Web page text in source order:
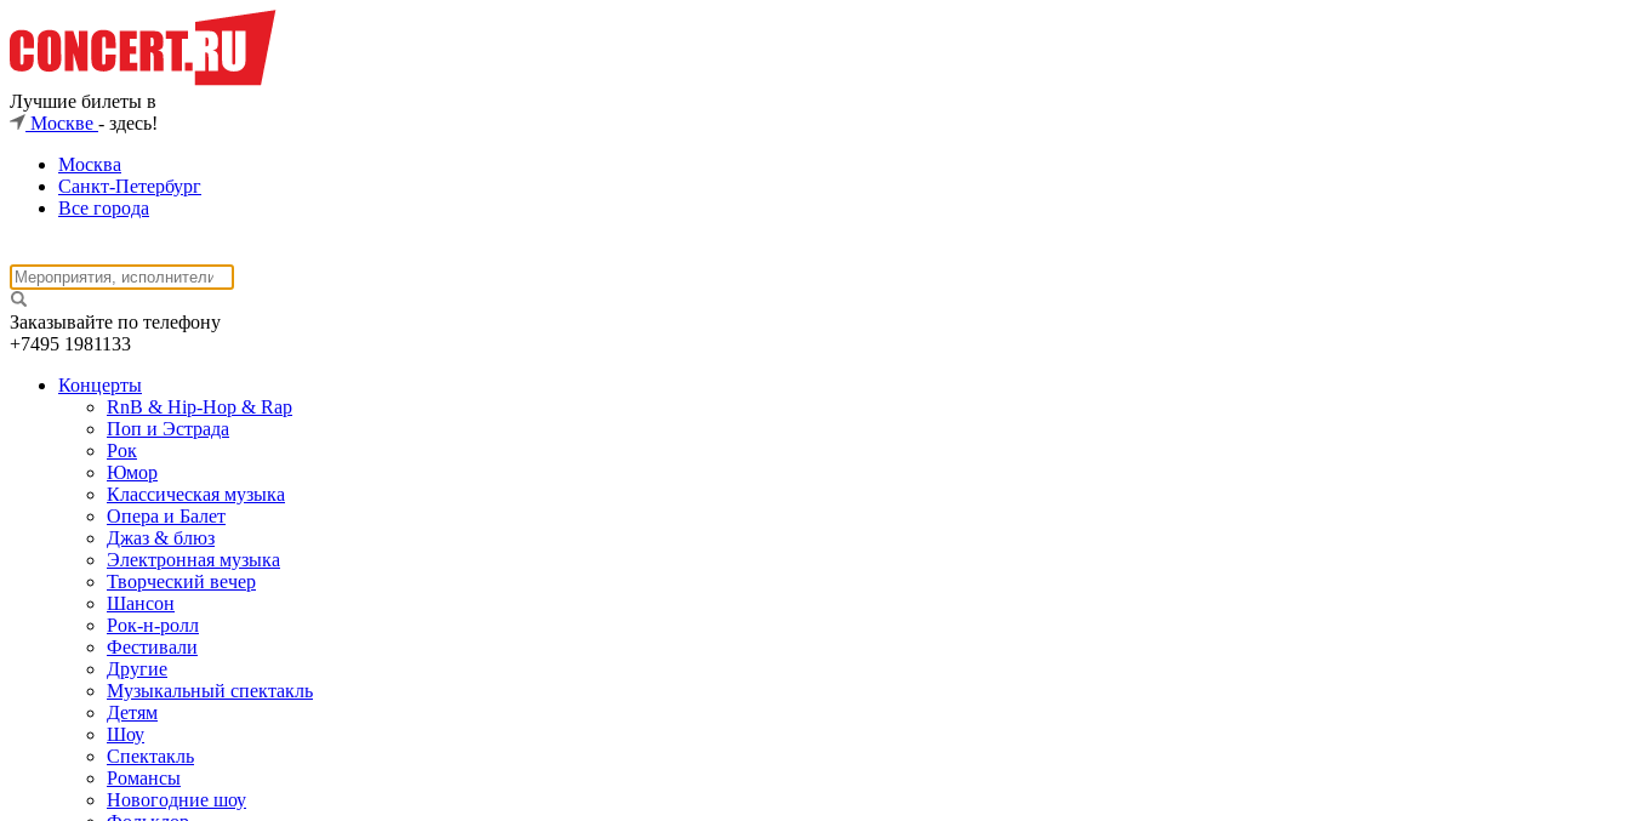
Лучшие билеты в
Москве - здесь!
Москва
Санкт-Петербург
Все города
Заказывайте по телефону
+7495 1981133
Концерты
RnB & Hip-Hop & Rap
Поп и Эстрада
Рок
Юмор
Классическая музыка
Опера и Балет
Джаз & блюз
Электронная музыка
Творческий вечер
Шансон
Рок-н-ролл
Фестивали
Другие
Музыкальный спектакль
Детям
Шоу
Спектакль
Романсы
Новогодние шоу